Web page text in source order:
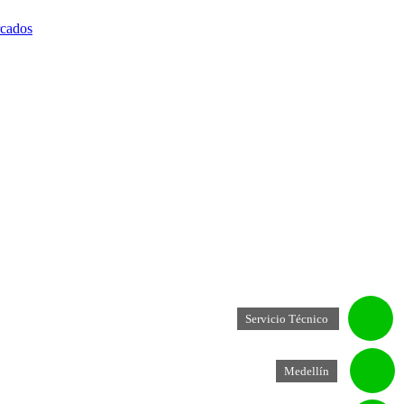
Servicio Técnico
Medellín